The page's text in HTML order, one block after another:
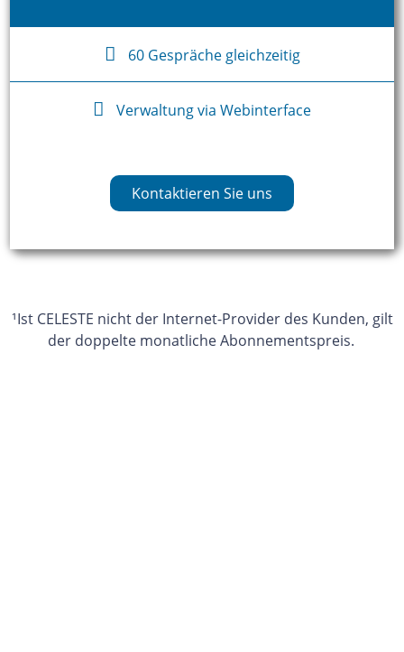
60 Gespräche gleichzeitig
Verwaltung via Webinterface
Kontaktieren Sie uns
¹Ist CELESTE nicht der Internet-Provider des Kunden, gilt
der doppelte monatliche Abonnementspreis.